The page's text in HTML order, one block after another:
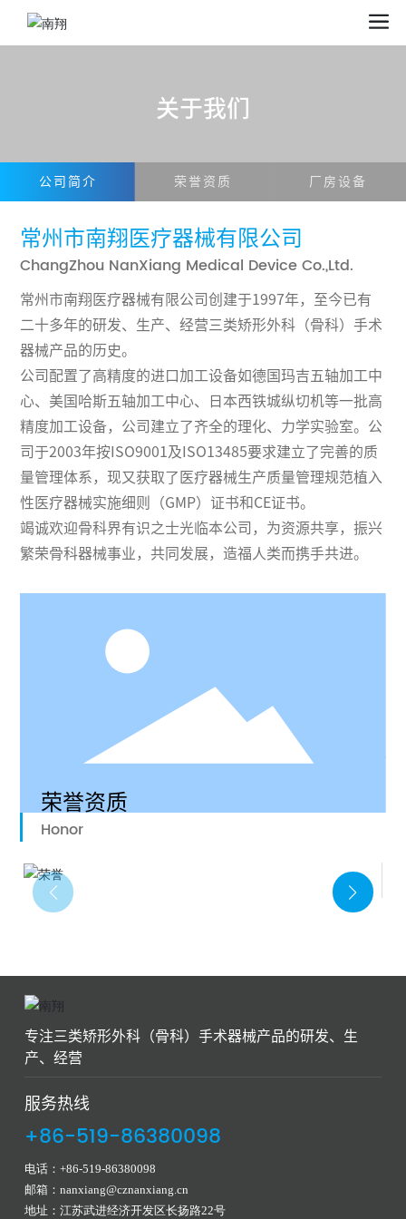
关于我们
公司简介 荣誉资质 厂房设备
常州市南翔医疗器械有限公司
ChangZhou NanXiang Medical Device Co.,Ltd.
常州市南翔医疗器械有限公司创建于1997年，至今已有
二十多年的研发、生产、经营三类矫形外科（骨科）手术
器械产品的历史。
公司配置了高精度的进口加工设备如德国玛吉五轴加工中
心、美国哈斯五轴加工中心、日本西铁城纵切机等一批高
精度加工设备，公司建立了齐全的理化、力学实验室。公
司于2003年按ISO9001及ISO13485要求建立了完善的质
量管理体系，现又获取了医疗器械生产质量管理规范植入
性医疗器械实施细则（GMP）证书和CE证书。
竭诚欢迎骨科界有识之士光临本公司，为资源共享，振兴
繁荣骨科器械事业，共同发展，造福人类而携手共进。
荣誉资质
Honor
专注三类矫形外科（骨科）手术器械产品的研发、生
产、经营
服务热线
+86-519-86380098
电话： +86-519-86380098
邮箱： nanxiang@cznanxiang.cn
地址：江苏武进经济开发区长扬路22号